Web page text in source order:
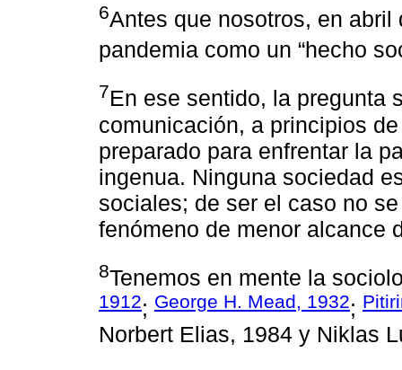
6Antes que nosotros, en
pandemia como un “hecho
7En ese sentido, la pregunta
comunicación, a principios
preparado para enfrentar la
ingenua. Ninguna sociedad
sociales; de ser el caso no
fenómeno de menor alcance
8Tenemos en mente la
1912; George H. Mead, 1932;
Norbert Elias, 1984 y Niklas